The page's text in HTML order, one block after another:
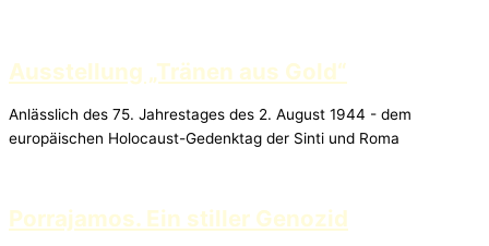
Ausstellung „Tränen aus Gold“
Anlässlich des 75. Jahrestages des 2. August 1944 - dem
europäischen Holocaust-Gedenktag der Sinti und Roma
Porrajamos. Ein stiller Genozid